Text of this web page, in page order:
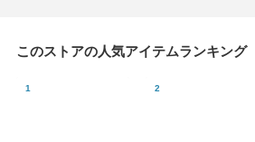
このストアの人気アイテムランキング